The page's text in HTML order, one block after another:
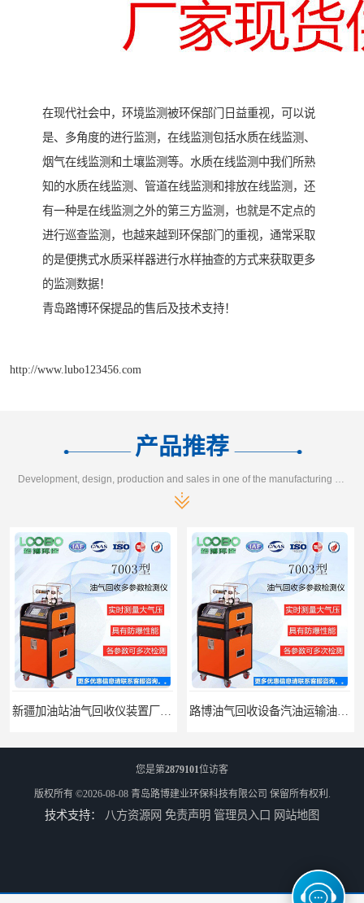
在现代社会中，环境监测被环保部门日益重视，可以说
是、多角度的进行监测，在线监测包括水质在线监测、
烟气在线监测和土壤监测等。水质在线监测中我们所熟
知的水质在线监测、管道在线监测和排放在线监测，还
有一种是在线监测之外的第三方监测，也就是不定点的
进行巡查监测，也越来越到环保部门的重视，通常采取
的是便携式水质采样器进行水样抽查的方式来获取更多
的监测数据！
青岛路博环保提品的售后及技术支持！
http://www.lubo123456.com
产品推荐
您是第2879101位访客
版权所有 ©2026-08-08 青岛路博建业环保科技有限公司 保留所有权利.
技术支持： 八方资源网 免责声明 管理员入口 网站地图